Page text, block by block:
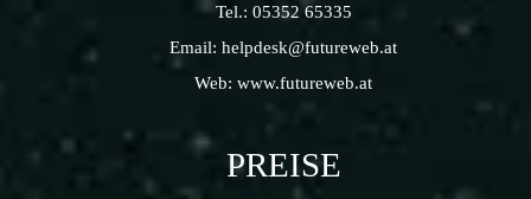
Tel.: 05352 65335
Email: helpdesk@futureweb.at
Web: www.futureweb.at
PREISE